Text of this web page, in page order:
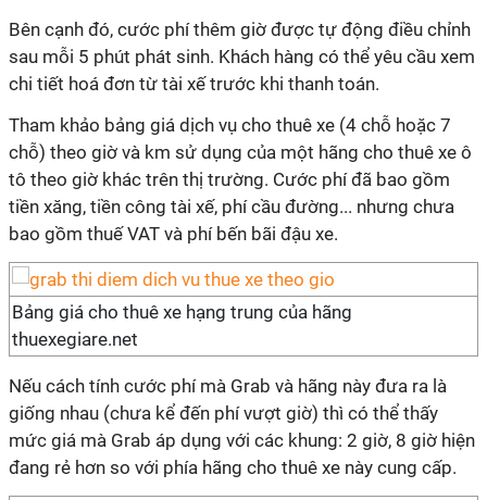
Bên cạnh đó, cước phí thêm giờ được tự động điều chỉnh
sau mỗi 5 phút phát sinh. Khách hàng có thể yêu cầu xem
chi tiết hoá đơn từ tài xế trước khi thanh toán.
Tham khảo bảng giá dịch vụ cho thuê xe (4 chỗ hoặc 7
chỗ) theo giờ và km sử dụng của một hãng cho thuê xe ô
tô theo giờ khác trên thị trường. Cước phí đã bao gồm
tiền xăng, tiền công tài xế, phí cầu đường... nhưng chưa
bao gồm thuế VAT và phí bến bãi đậu xe.
Bảng giá cho thuê xe hạng trung của hãng
thuexegiare.net
Nếu cách tính cước phí mà Grab và hãng này đưa ra là
giống nhau (chưa kể đến phí vượt giờ) thì có thể thấy
mức giá mà Grab áp dụng với các khung: 2 giờ, 8 giờ hiện
đang rẻ hơn so với phía hãng cho thuê xe này cung cấp.